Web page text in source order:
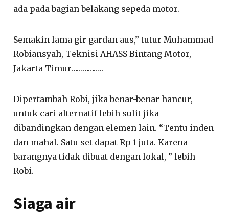
ada pada bagian belakang sepeda motor.
Semakin lama gir gardan aus,” tutur Muhammad
Robiansyah, Teknisi AHASS Bintang Motor,
Jakarta Timur……………..
Dipertambah Robi, jika benar-benar hancur,
untuk cari alternatif lebih sulit jika
dibandingkan dengan elemen lain. “Tentu inden
dan mahal. Satu set dapat Rp 1 juta. Karena
barangnya tidak dibuat dengan lokal, ” lebih
Robi.
Siaga air